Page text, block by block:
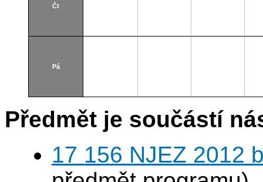
Čt
Pá
Předmět je součástí
17 156 NJEZ 2012